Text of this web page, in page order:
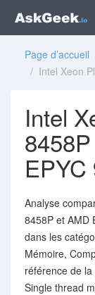
Page d’accueil
/ Intel Xeon
Intel
EPYC
Analyse
8458P et AMD
dans les
Mémoire,
référence de
Single thread